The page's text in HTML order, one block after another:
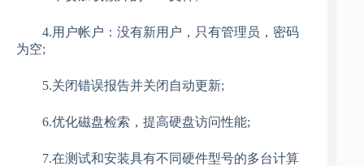
4.用户帐户：没有新用户，只有管理员，密码
为空;
5.关闭错误报告并关闭自动更新;
6.优化磁盘检索，提高硬盘访问性能;
7.在测试和安装具有不同硬件型号的多台计算